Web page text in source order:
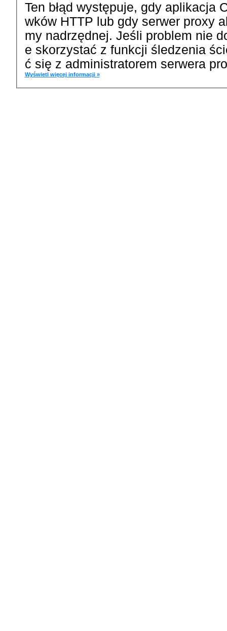
Ten błąd występuje, gdy aplikacja
wków HTTP lub gdy serwer proxy
my nadrzędnej. Jeśli problem nie
e skorzystać z funkcji śledzenia
ć się z administratorem serwera
Wyświetl więcej informacji »